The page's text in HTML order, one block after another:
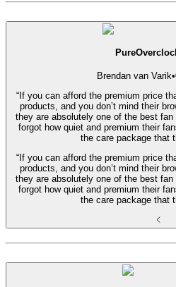
Brendan van Varik•
“If you can afford the premium price
products, and you don’t mind their
they are absolutely one of the best
forgot how quiet and premium their
the care package that
“If you can afford the premium price
products, and you don’t mind their
they are absolutely one of the best
forgot how quiet and premium their
the care package that